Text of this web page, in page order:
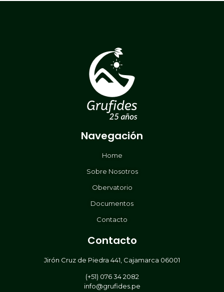
Navegación
Home
Sobre Nosotros
Obervatorio
Documentos
Contacto
Contacto
Jirón Cruz de Piedra 441, Cajamarca 06001
(+51) 076 34 2082
info@grufides.pe